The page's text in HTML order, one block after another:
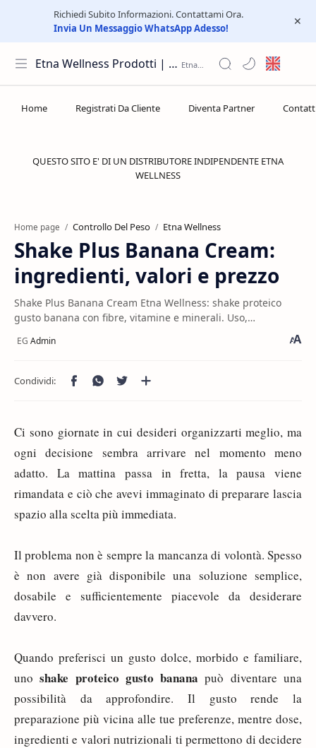
Richiedi Subito Informazioni. Contattami Ora.
Invia Un Messaggio WhatsApp Adesso!
Etna Wellness Prodotti | Distributore Elite Group
QUESTO SITO E' DI UN DISTRIBUTORE INDIPENDENTE ETNA
WELLNESS
Home page Controllo Del Peso Etna Wellness
Shake Plus Banana Cream:
ingredienti, valori e prezzo
Shake Plus Banana Cream Etna Wellness: shake proteico
gusto banana con fibre, vitamine e minerali. Uso,
Ci sono giornate in cui desideri organizzarti meglio, ma
ogni decisione sembra arrivare nel momento meno
adatto. La mattina passa in fretta, la pausa viene
rimandata e ciò che avevi immaginato di preparare lascia
spazio alla scelta più immediata.
Il problema non è sempre la mancanza di volontà. Spesso
è non avere già disponibile una soluzione semplice,
dosabile e sufficientemente piacevole da desiderare
davvero.
Quando preferisci un gusto dolce, morbido e familiare,
unoshake proteico gusto banana può diventare una
possibilità da approfondire. Il gusto rende la
preparazione più vicina alle tue preferenze, mentre dose,
ingredienti e valori nutrizionali ti permettono di decidere